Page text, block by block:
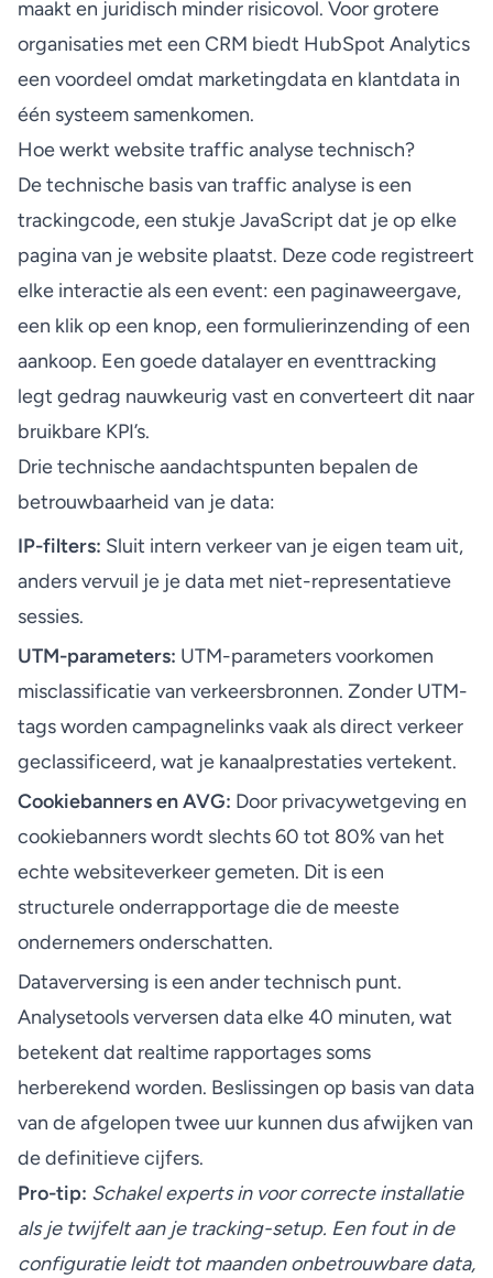
maakt en juridisch minder risicovol. Voor grotere
organisaties met een CRM biedt HubSpot Analytics
een voordeel omdat marketingdata en klantdata in
één systeem samenkomen.
Hoe werkt website traffic analyse technisch?
De technische basis van traffic analyse is een
trackingcode, een stukje JavaScript dat je op elke
pagina van je website plaatst. Deze code registreert
elke interactie als een event: een paginaweergave,
een klik op een knop, een formulierinzending of een
aankoop. Een goede datalayer en eventtracking
legt gedrag nauwkeurig vast en converteert dit naar
bruikbare KPI’s.
Drie technische aandachtspunten bepalen de
betrouwbaarheid van je data:
IP-filters: Sluit intern verkeer van je eigen team uit,
anders vervuil je je data met niet-representatieve
sessies.
UTM-parameters: UTM-parameters voorkomen
misclassificatievan verkeersbronnen. Zonder UTM-
tags worden campagnelinks vaak als direct verkeer
geclassificeerd, wat je kanaalprestaties vertekent.
Cookiebanners en AVG: Door privacywetgeving en
cookiebanners wordt slechts 60 tot 80% van het
echte websiteverkeergemeten. Dit is een
structurele onderrapportage die de meeste
ondernemers onderschatten.
Dataverversing is een ander technisch punt.
Analysetools verversen data elke 40 minuten, wat
betekent dat realtime rapportages soms
herberekend worden. Beslissingen op basis van data
van de afgelopen twee uur kunnen dus afwijken van
de definitieve cijfers.
Pro-tip: Schakel experts in voor correcte installatie
als je twijfelt aan je tracking-setup. Een fout in de
configuratie leidt tot maanden onbetrouwbare data,